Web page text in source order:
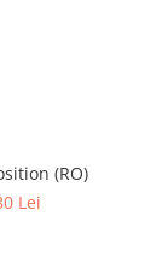
(RO)
Lei